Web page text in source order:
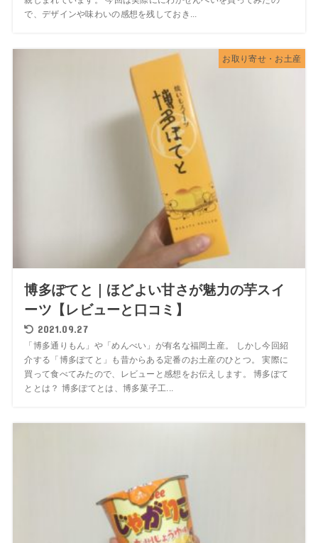
で、デザインや味わいの感想を残しておき...
お取り寄せ・お土産
博多ぽてと｜ほどよい甘さが魅力の芋スイ
ーツ【レビューと口コミ】
2021.09.27
「博多通りもん」や「めんべい」が有名な福岡土産。 しかし今回紹
介する「博多ぽてと」も昔からある定番のお土産のひとつ。 実際に
買って食べてみたので、レビューと感想をお伝えします。 博多ぽて
ととは？ 博多ぽてとは、博多菓子工...